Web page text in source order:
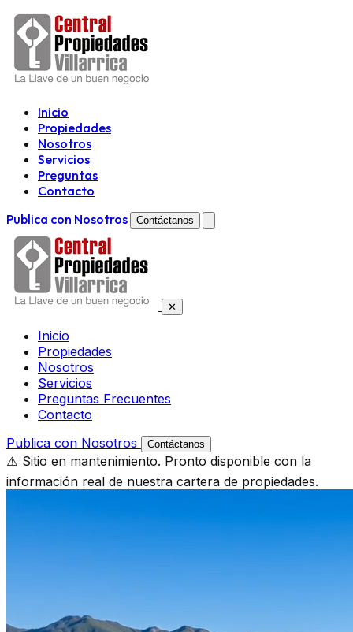
Inicio
Propiedades
Nosotros
Servicios
Preguntas
Contacto
Publica con Nosotros
Contáctanos
✕
Inicio
Propiedades
Nosotros
Servicios
Preguntas Frecuentes
Contacto
Publica con Nosotros
Contáctanos
⚠️ Sitio en mantenimiento. Pronto disponible con la
información real de nuestra cartera de propiedades.